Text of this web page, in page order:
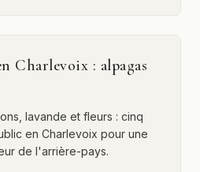
Charlevoix : alpagas
lavande et fleurs : cinq
en Charlevoix pour une
de l'arrière-pays.